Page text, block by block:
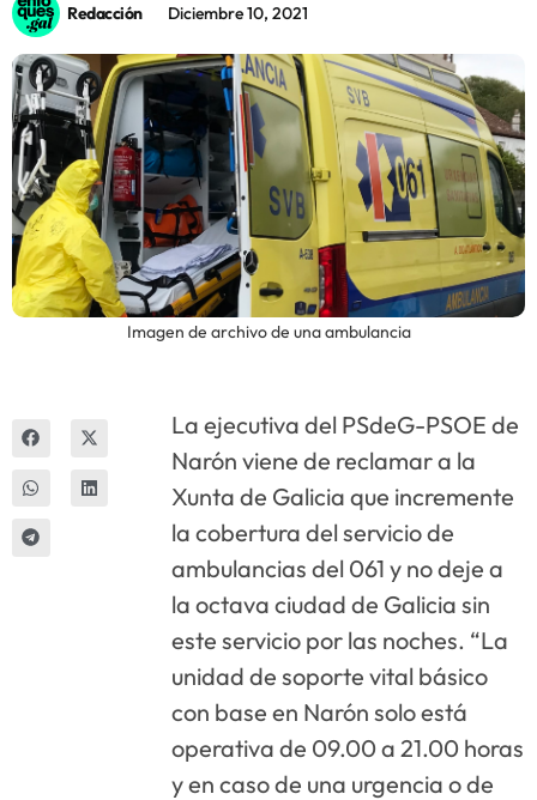
Sostenibilidad
Innova
Redacción Diciembre 10, 2021
Imagen de archivo de una ambulancia
La ejecutiva del PSdeG-PSOE de
Narón viene de reclamar a la
Xunta de Galicia que incremente
la cobertura del servicio de
ambulancias del 061 y no deje a
la octava ciudad de Galicia sin
este servicio por las noches. “La
unidad de soporte vital básico
con base en Narón solo está
operativa de 09.00 a 21.00 horas
y en caso de una urgencia o de